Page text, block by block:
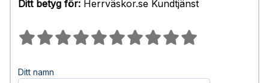
Ditt betyg för: Herrväskor.se Kundtjänst
Ditt namn